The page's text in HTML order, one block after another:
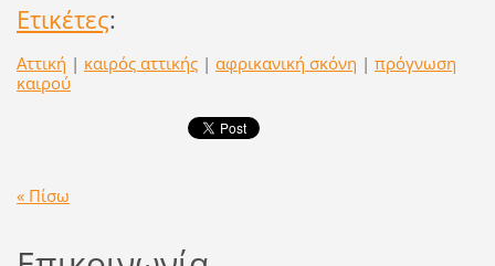
Ετικέτες:
Αττική | καιρός αττικής | αφρικανική σκόνη | πρόγνωση
καιρού
« Πίσω